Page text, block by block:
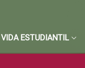
VIDA ESTUDIANTIL